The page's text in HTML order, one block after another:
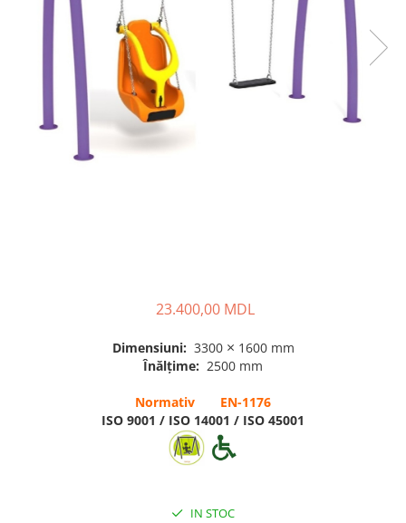
Pavilioane pentru grădinițe
23.400,00 MDL
Dimensiuni: 3300 × 1600 mm
Înălțime: 2500 mm
Normativ EN-1176
ISO 9001 / ISO 14001 / ISO 45001
IN STOC